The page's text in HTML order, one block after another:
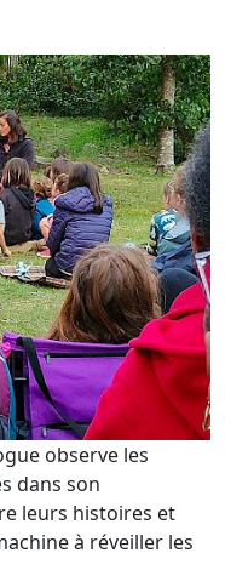
observe les
dans son
leurs histoires et
à réveiller les